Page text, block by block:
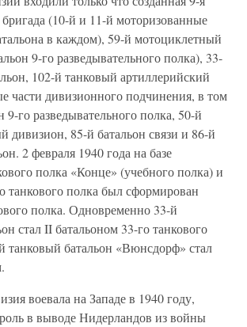
(10-й и 11-й моторизованные
в каждом), 59-й мотоциклетный
9-го разведывательного полка), 33-
102-й танковый артиллерийский
части дивизионного подчинения, в том
9-го разведывательного полка, 50-й
дивизион, 85-й батальон связи и 86-й
2 февраля 1940 года на базе
полка «Конце» (учебного полка) и
танкового полка был сформирован
полка. Одновременно 33-й
стал II батальоном 33-го танкового
танковый батальон «Вюнсдорф» стал
воевала на Западе в 1940 году,
в выводе Нидерландов из войны